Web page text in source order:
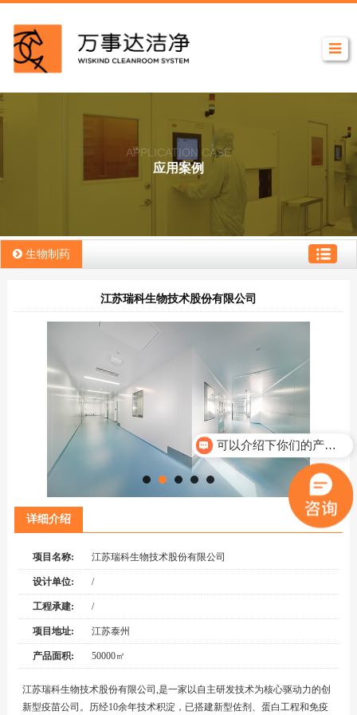
APPLICATION CASE
应用案例
生物制药
江苏瑞科生物技术股份有限公司
详细介绍
项目名称: 江苏瑞科生物技术股份有限公司
设计单位: /
工程承建: /
项目地址: 江苏泰州
产品面积: 50000㎡
江苏瑞科生物技术股份有限公司,是一家以自主研发技术为核心驱动力的创
新型疫苗公司。历经10余年技术积淀，已搭建新型佐剂 、蛋白工程和免疫
可以介绍下你们的产品么？